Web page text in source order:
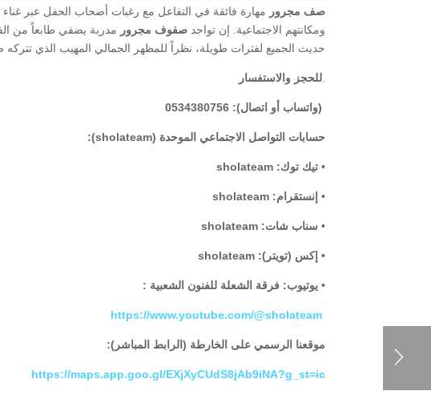
صف مجرور مهارة فائقة في التفاعل مع رغبات أصحاب الحفل عبر
ومكانتهم الاجتماعية. إن تواجد صفوف مجرور مدربة يضفي طابعاً من
حديث الجميع لفترات طويلة، نظراً للمظهر الجمالي المهيب الذي تتركه
للحجز والاستفسار
(واتساب أو اتصال): 0534380756
حسابات التواصل الاجتماعي الموحدة (sholateam):
• تيك توك: sholateam
• إنستقرام: sholateam
• سناب شات: sholateam
• إكس (تويتر): sholateam
• يوتيوب: فرقة الشعلة للفنون الشعبية :
https://www.youtube.com/@sholateam
موقعنا الرسمي على الخارطة (الرابط المباشر):
https://maps.app.goo.gl/EXjXyCUdS8jAb9iNA?g_st=ic